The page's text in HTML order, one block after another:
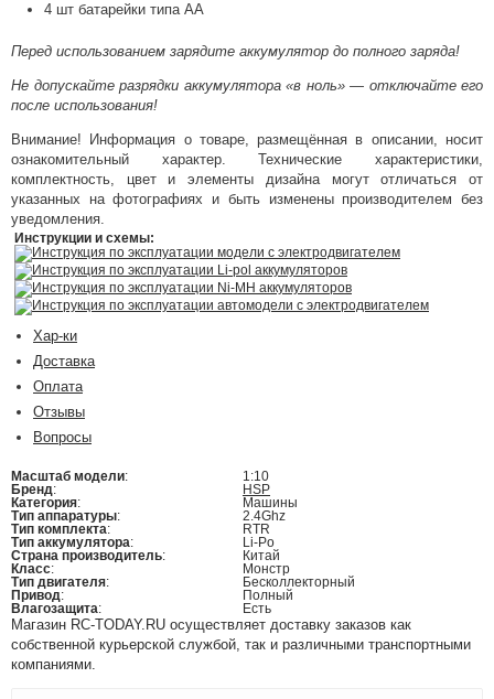
4 шт батарейки типа AA
Перед использованием зарядите аккумулятор до полного заряда!
Не допускайте разрядки аккумулятора «в ноль» — отключайте его
после использования!
Внимание! Информация о товаре, размещённая в описании, носит
ознакомительный характер. Технические характеристики,
комплектность, цвет и элементы дизайна могут отличаться от
указанных на фотографиях и быть изменены производителем без
уведомления.
Инструкции и схемы:
Инструкция по эксплуатации модели с электродвигателем
Инструкция по эксплуатации Li-pol аккумуляторов
Инструкция по эксплуатации Ni-MH аккумуляторов
Инструкция по эксплуатации автомодели с электродвигателем
Хар-ки
Доставка
Оплата
Отзывы
Вопросы
Масштаб модели:
1:10
Бренд:
HSP
Категория:
Машины
Тип аппаратуры:
2.4Ghz
Тип комплекта:
RTR
Тип аккумулятора:
Li-Po
Страна производитель:
Китай
Класс:
Монстр
Тип двигателя:
Бесколлекторный
Привод:
Полный
Влагозащита: Есть
Магазин RC-TODAY.RU осуществляет доставку заказов как
собственной курьерской службой, так и различными транспортными
компаниями.